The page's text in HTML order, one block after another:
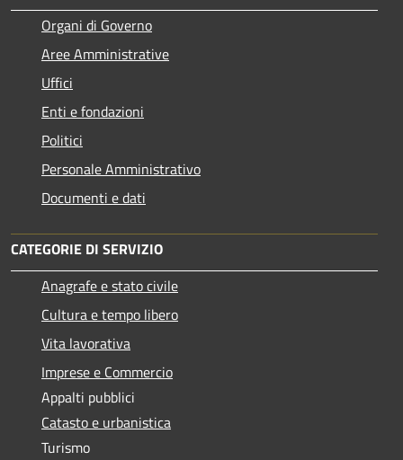
Organi di Governo
Aree Amministrative
Uffici
Enti e fondazioni
Politici
Personale Amministrativo
Documenti e dati
CATEGORIE DI SERVIZIO
Anagrafe e stato civile
Cultura e tempo libero
Vita lavorativa
Imprese e Commercio
Appalti pubblici
Catasto e urbanistica
Turismo